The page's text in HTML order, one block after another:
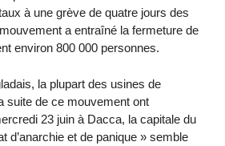
à une grève de quatre jours des
a entraîné la fermeture de
environ 800 000 personnes.
la plupart des usines de
suite de ce mouvement ont
23 juin à Dacca, la capitale du
d’anarchie et de panique » semble